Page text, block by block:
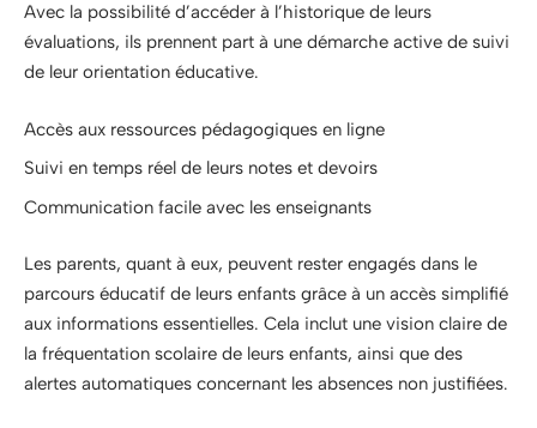
Avec la possibilité d’accéder à l’historique de leurs
évaluations, ils prennent part à une démarche active de suivi
de leur orientation éducative.
Accès aux ressources pédagogiques en ligne
Suivi en temps réel de leurs notes et devoirs
Communication facile avec les enseignants
Les parents, quant à eux, peuvent rester engagés dans le
parcours éducatif de leurs enfants grâce à un accès simplifié
aux informations essentielles. Cela inclut une vision claire de
la fréquentation scolaire de leurs enfants, ainsi que des
alertes automatiques concernant les absences non justifiées.